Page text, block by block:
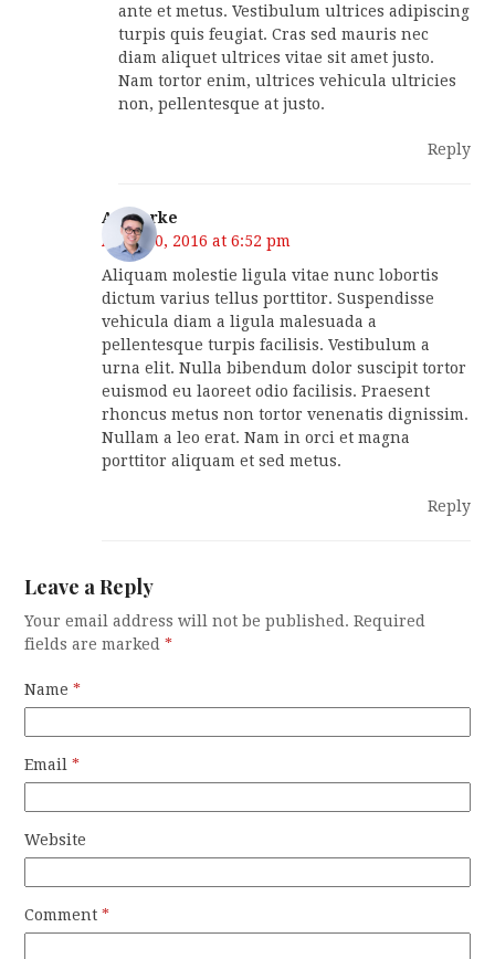
ante et metus. Vestibulum ultrices adipiscing
turpis quis feugiat. Cras sed mauris nec
diam aliquet ultrices vitae sit amet justo.
Nam tortor enim, ultrices vehicula ultricies
non, pellentesque at justo.
Reply
AJ Clarke
April 10, 2016 at 6:52 pm
Aliquam molestie ligula vitae nunc lobortis
dictum varius tellus porttitor. Suspendisse
vehicula diam a ligula malesuada a
pellentesque turpis facilisis. Vestibulum a
urna elit. Nulla bibendum dolor suscipit tortor
euismod eu laoreet odio facilisis. Praesent
rhoncus metus non tortor venenatis dignissim.
Nullam a leo erat. Nam in orci et magna
porttitor aliquam et sed metus.
Reply
Leave a Reply
Your email address will not be published. Required
fields are marked*
Name*
Email*
Website
Comment*